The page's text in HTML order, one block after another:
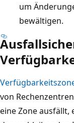
um
bewältigen.
von
eine Zone ausfällt,